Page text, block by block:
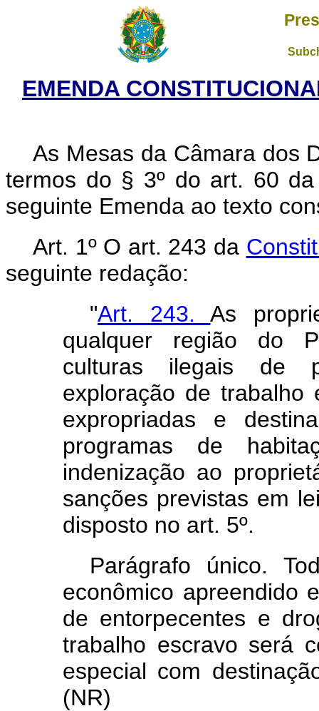
EMENDA
As Mesas da Câmara dos
termos do § 3º do art. 60
seguinte Emenda ao texto
Art. 1º O art. 243 da
seguinte redação:
"Art. 243.As
qualquer região do
culturas ilegais de
exploração de
expropriadas e
programas de
indenização ao
sanções previstas em
disposto no art. 5º.
Parágrafo único.
econômico apreendido
de entorpecentes e
trabalho escravo será
especial com
(NR)